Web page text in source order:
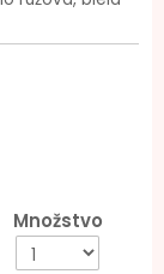
Množstvo